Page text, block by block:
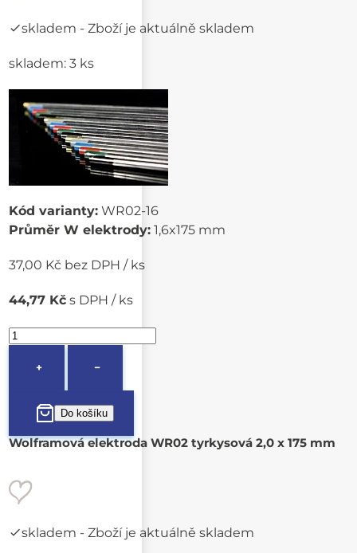
skladem - Zboží je aktuálně skladem
skladem: 3 ks
Kód varianty: WR02-16
Průměr W elektrody: 1,6x175 mm
37,00 Kč bez DPH / ks
44,77 Kč s DPH / ks
+ −
Wolframová elektroda WR02 tyrkysová 2,0 x 175 mm
skladem - Zboží je aktuálně skladem